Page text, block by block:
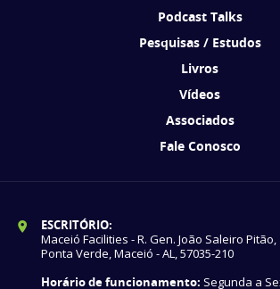
Podcast Talks
Pesquisas / Estudos
Livros
Vídeos
Associados
Fale Conosco
ESCRITÓRIO:
Maceió Facilities - R. Gen. João Saleiro Pitão,
Ponta Verde, Maceió - AL, 57035-210
Horário de funcionamento: Segunda a